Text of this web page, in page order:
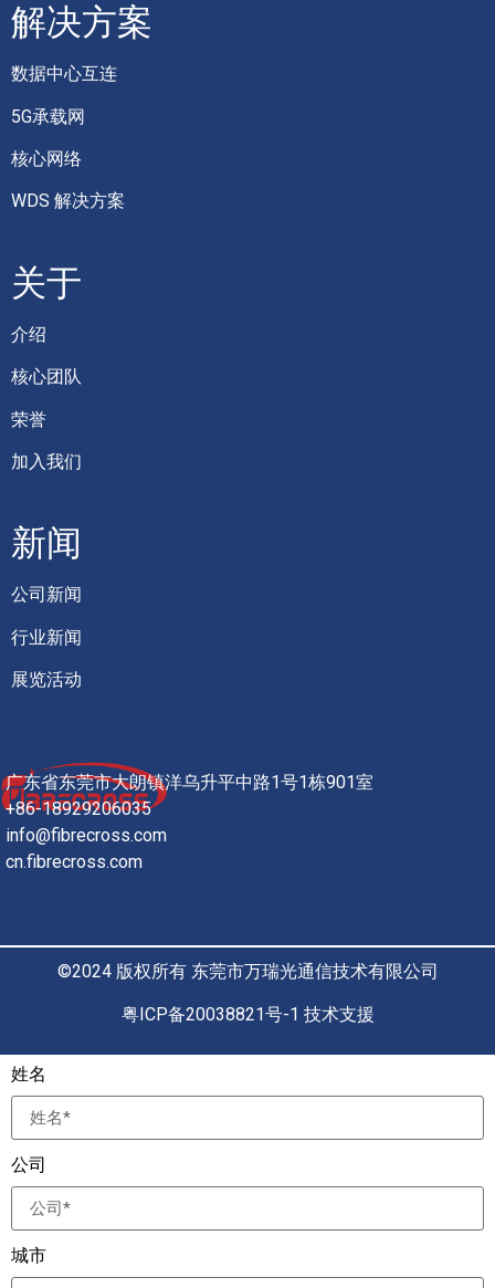
解决方案
数据中心互连
5G承载网
核心网络
WDS 解决方案
关于
介绍
核心团队
荣誉
加入我们
新闻
公司新闻
行业新闻
展览活动
广东省东莞市大朗镇洋乌升平中路1号1栋901室
+86-18929206035
info@fibrecross.com
cn.fibrecross.com
©2024 版权所有 东莞市万瑞光通信技术有限公司
粤ICP备20038821号-1 技术支援
姓名
公司
城市